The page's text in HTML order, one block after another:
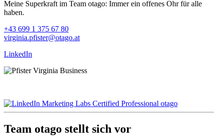
Meine Superkraft im Team otago: Immer ein offenes Ohr für alle
haben.
+43 699 1 375 67 80
virginia.pfister@otago.at
LinkedIn
Team otago stellt sich vor